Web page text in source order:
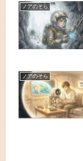
ノアのそら
ノアのそら